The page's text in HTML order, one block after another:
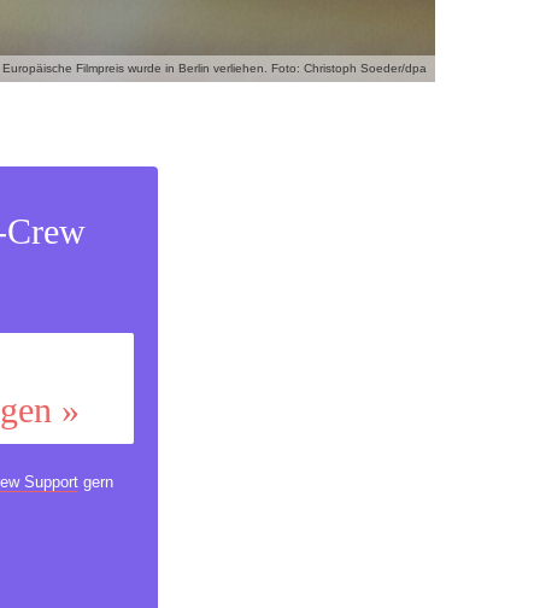
Europäische Filmpreis wurde in Berlin verliehen. Foto: Christoph Soeder/dpa
»
Supportgern